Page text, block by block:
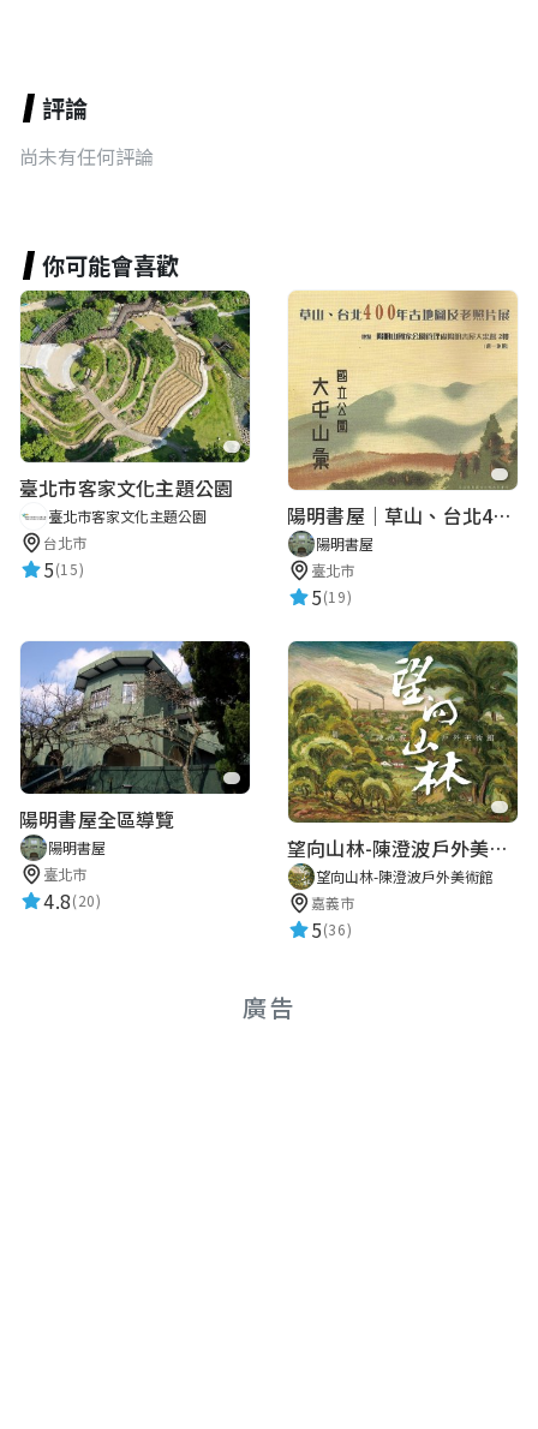
評論
尚未有任何評論
你可能會喜歡
臺北市客家文化主題公園
臺北市客家文化主題公園
台北市
5(15)
陽明書屋｜草山、台北400年古地圖老照片展｜智慧導覽
陽明書屋
臺北市
5(19)
陽明書屋全區導覽
陽明書屋
臺北市
4.8(20)
望向山林-陳澄波戶外美術館
望向山林-陳澄波戶外美術館
嘉義市
5(36)
廣告